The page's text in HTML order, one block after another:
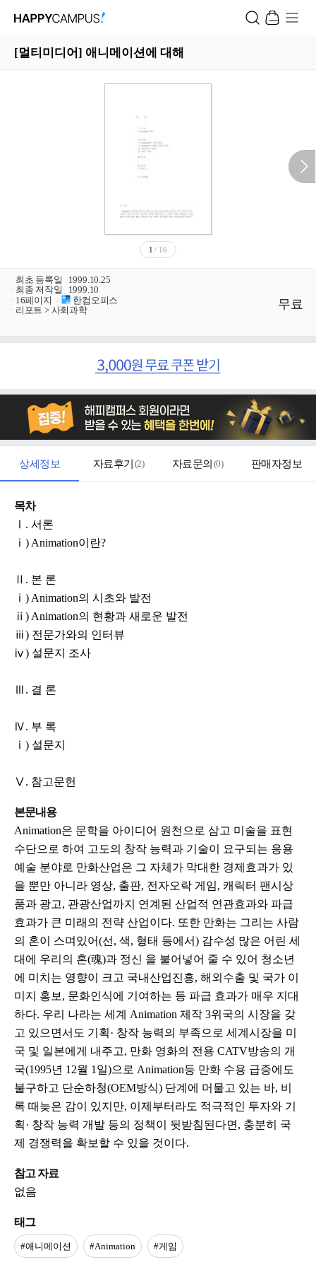
[멀티미디어] 애니메이션에 대해
1 / 16
ㆍ 최초 등록일
1999.10.25
ㆍ 최종 저작일
1999.10
ㆍ 16페이지 /
한컴오피스
ㆍ 리포트 > 사회과학 무료
상세정보 자료후기 (2) 자료문의 (0) 판매자정보
목차
Ⅰ. 서론
ⅰ) Animation이란?
Ⅱ. 본 론
ⅰ) Animation의 시초와 발전
ⅱ) Animation의 현황과 새로운 발전
ⅲ) 전문가와의 인터뷰
ⅳ) 설문지 조사
Ⅲ. 결 론
Ⅳ. 부 록
ⅰ) 설문지
Ⅴ. 참고문헌
본문내용
Animation은 문학을 아이디어 원천으로 삼고 미술을 표현
수단으로 하여 고도의 창작 능력과 기술이 요구되는 응용
예술 분야로 만화산업은 그 자체가 막대한 경제효과가 있
을 뿐만 아니라 영상, 출판, 전자오락 게임, 캐릭터 팬시상
품과 광고, 관광산업까지 연계된 산업적 연관효과와 파급
효과가 큰 미래의 전략 산업이다. 또한 만화는 그리는 사람
의 혼이 스며있어(선, 색, 형태 등에서) 감수성 많은 어린 세
대에 우리의 혼(魂)과 정신 을 불어넣어 줄 수 있어 청소년
에 미치는 영향이 크고 국내산업진흥, 해외수출 및 국가 이
미지 홍보, 문화인식에 기여하는 등 파급 효과가 매우 지대
하다. 우리 나라는 세계 Animation 제작 3위국의 시장을 갖
고 있으면서도 기획· 창작 능력의 부족으로 세계시장을 미
국 및 일본에게 내주고, 만화 영화의 전용 CATV방송의 개
국(1995년 12월 1일)으로 Animation등 만화 수용 급증에도
불구하고 단순하청(OEM방식) 단계에 머물고 있는 바, 비
록 때늦은 감이 있지만, 이제부터라도 적극적인 투자와 기
획· 창작 능력 개발 등의 정책이 뒷받침된다면, 충분히 국
제 경쟁력을 확보할 수 있을 것이다.
참고 자료
없음
태그
#애니메이션 #Animation #게임